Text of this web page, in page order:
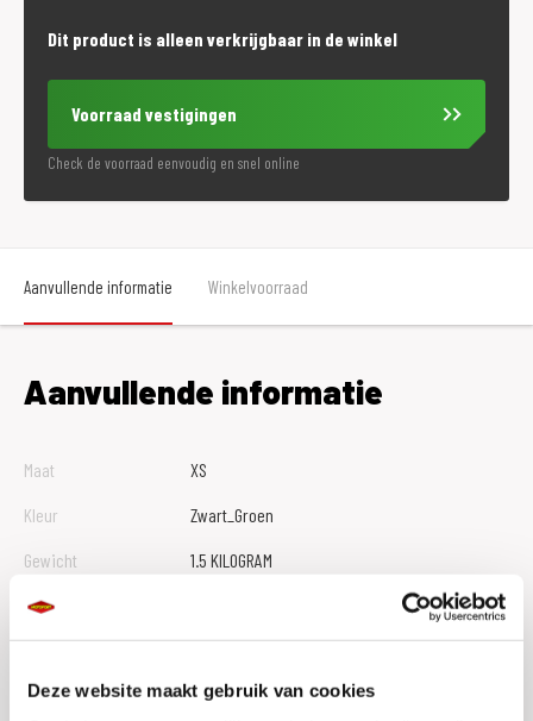
Deze website maakt gebruik van cookies
Dit product is alleen verkrijgbaar in de winkel
Voorraad vestigingen
Check de voorraad eenvoudig en snel online
Aanvullende informatie Winkelvoorraad
Aanvullende informatie
Maat
XS
Kleur
Zwart_Groen
Gewicht
1.5 KILOGRAM
Stijl
Helm materialen
Fiberglas